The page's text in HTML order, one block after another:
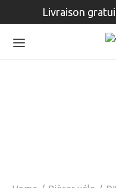
Livraison